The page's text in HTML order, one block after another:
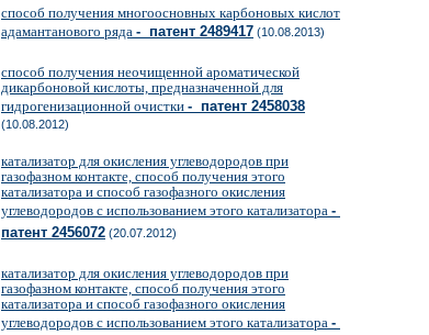
способ получения многоосновных карбоновых кислот
адамантанового ряда - патент 2489417 (10.08.2013)
способ получения неочищенной ароматической
дикарбоновой кислоты, предназначенной для
гидрогенизационной очистки - патент 2458038
(10.08.2012)
катализатор для окисления углеводородов при
газофазном контакте, способ получения этого
катализатора и способ газофазного окисления
углеводородов с использованием этого катализатора -
патент 2456072 (20.07.2012)
катализатор для окисления углеводородов при
газофазном контакте, способ получения этого
катализатора и способ газофазного окисления
углеводородов с использованием этого катализатора -